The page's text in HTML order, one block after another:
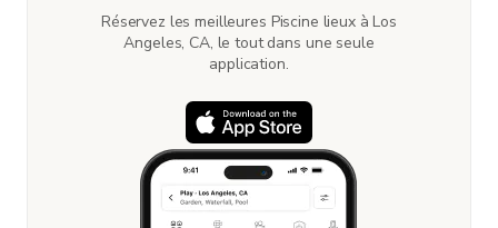
Réservez les meilleures Piscine lieux à Los
Angeles, CA, le tout dans une seule
application.